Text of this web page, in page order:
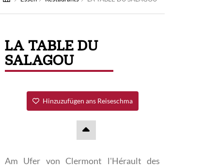
LA TABLE DU
SALAGOU
Hinzuzufügen ans Reiseschma
Am Ufer von Clermont l'Hérault des